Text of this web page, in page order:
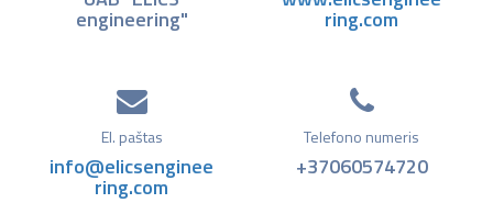
engineering" ring.com
El. paštas
info@elicsenginee
ring.com
Telefono numeris
+37060574720